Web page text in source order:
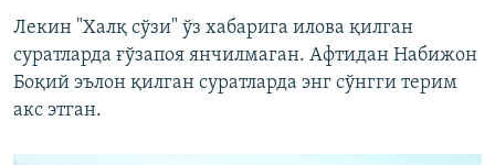
Лекин "Халқ сўзи" ўз хабарига илова қилган
суратларда ғўзапоя янчилмаган. Афтидан Набижон
Боқий эълон қилган суратларда энг сўнгги терим
акс этган.